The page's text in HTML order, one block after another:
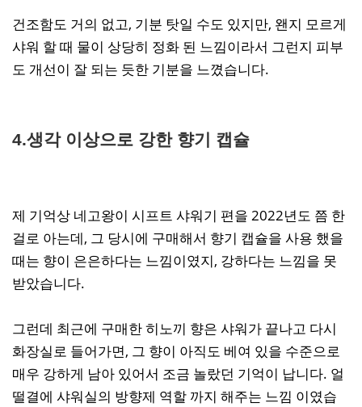
건조함도 거의 없고, 기분 탓일 수도 있지만, 왠지 모르게
샤워 할 때 물이 상당히 정화 된 느낌이라서 그런지 피부
도 개선이 잘 되는 듯한 기분을 느꼈습니다.
4.생각 이상으로 강한 향기 캡슐
제 기억상 네고왕이 시프트 샤워기 편을 2022년도 쯤 한
걸로 아는데, 그 당시에 구매해서 향기 캡슐을 사용 했을
때는 향이 은은하다는 느낌이였지, 강하다는 느낌을 못
받았습니다.
그런데 최근에 구매한 히노끼 향은 샤워가 끝나고 다시
화장실로 들어가면, 그 향이 아직도 베여 있을 수준으로
매우 강하게 남아 있어서 조금 놀랐던 기억이 납니다. 얼
떨결에 샤워실의 방향제 역할 까지 해주는 느낌 이였습